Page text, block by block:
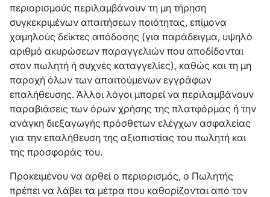
περιορισμούς περιλαμβάνουν τη μη τήρηση
συγκεκριμένων απαιτήσεων ποιότητας, επίμονα
χαμηλούς δείκτες απόδοσης (για παράδειγμα, υψηλό
αριθμό ακυρώσεων παραγγελιών που αποδίδονται
στον πωλητή ή συχνές καταγγελίες), καθώς και τη μη
παροχή όλων των απαιτούμενων εγγράφων
επαλήθευσης. Άλλοι λόγοι μπορεί να περιλαμβάνουν
παραβιάσεις των όρων χρήσης της πλατφόρμας ή την
ανάγκη διεξαγωγής πρόσθετων ελέγχων ασφαλείας
για την επαλήθευση της αξιοπιστίας του πωλητή και
της προσφοράς του.
Προκειμένου να αρθεί ο περιορισμός, ο Πωλητής
πρέπει να λάβει τα μέτρα που καθορίζονται από τον